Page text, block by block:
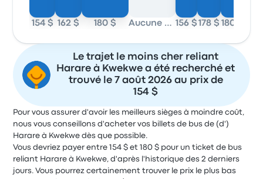
154 $ 162 $ 180 $ Aucune donnée 156 $ 178 $ 180 $
Le trajet le moins cher reliant
Harare à Kwekwe a été recherché et
trouvé le 7 août 2026 au prix de
154 $
Pour vous assurer d'avoir les meilleurs sièges à moindre coût,
nous vous conseillons d'acheter vos billets de bus de (d')
Harare à Kwekwe dès que possible.
Vous devriez payer entre 154 $ et 180 $ pour un ticket de bus
reliant Harare à Kwekwe, d'après l'historique des 2 derniers
jours. Vous pourrez certainement trouver le prix le plus bas